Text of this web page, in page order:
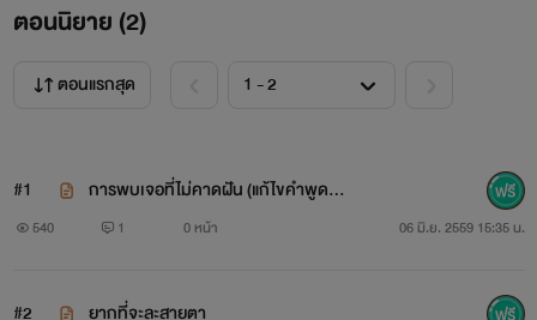
จืดจาง แม้ว่าเค้าจะได้อันดับหนึ่งภาษาไปครองแต่ก็ไม่มีใครสนใจ
เค้าหรอกนะก็ทุกคนคิดว่าไอ้คนที่ชื่อคุโรโกะน่ะไม่มีตัวตนหรอกถึง
มีแต่เพื่อนสนิทของเค้านั่นแหละ คิเสะ เรียวตะ หนุ่มหน้าหวาน
ดีกรีนายแบบที่ไปที่ไหนก็ทีแต่คนรุมล้อมที่ติดคุโรโกะอย่างกับแม่
นั่นแหละถึงแม้จะมีคนรุมล้อมแต่ก็ไม่เคยมีใครสังเกตเห็นร่างบาง
ตอนนิยาย (2)
ตอนแรกสุด
#1
การพบเจอที่ไม่คาดฝัน (แก้ไขคำพูดที่ห
ายไป)
540 1 0 หน้า 06 มิ.ย. 2559 15:35 น.
#2 ยากที่จะละสายตา